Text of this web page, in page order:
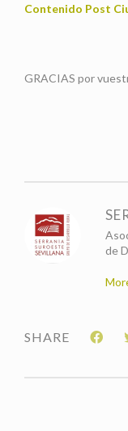
Contenido Post
GRACIAS por
de
SHARE